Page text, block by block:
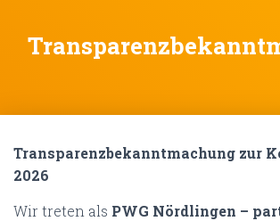
Transparenzbekanntmachung zur
2026
Wir treten als PWG Nördlingen –